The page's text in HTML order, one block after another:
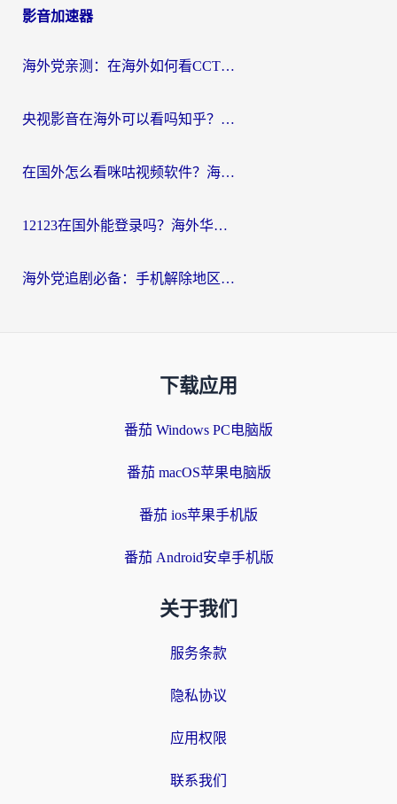
影音加速器
海外党亲测：在海外如何看CCTV？告别“仅限大陆播放”的实用指南
央视影音在海外可以看吗知乎？留学生亲测：3步解决地域限制+追剧自由
在国外怎么看咪咕视频软件？海外党亲测有效的回国加速方案
12123在国外能登录吗？海外华人必看的回国加速实用指南
海外党追剧必备：手机解除地区限制app怎么选？解决央视视频&国内剧地区限制全指南
下载应用
番茄 Windows PC电脑版
番茄 macOS苹果电脑版
番茄 ios苹果手机版
番茄 Android安卓手机版
关于我们
服务条款
隐私协议
应用权限
联系我们